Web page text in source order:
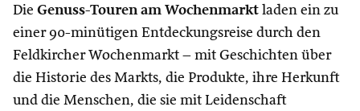
Die Genuss-Touren am Wochenmarkt laden ein zu
einer 90-minütigen Entdeckungsreise durch den
Feldkircher Wochenmarkt – mit Geschichten über
die Historie des Markts, die Produkte, ihre Herkunft
und die Menschen, die sie mit Leidenschaft